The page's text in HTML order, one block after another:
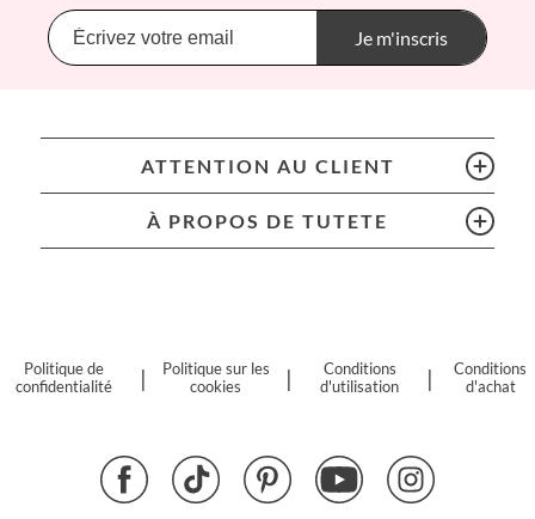
Banwood
BIBS
Djeco
Dock & Bay
Je m'inscris
ATTENTION AU CLIENT
À PROPOS DE TUTETE
Politique de
confidentialité
|
Politique sur les
cookies
|
Conditions
d'utilisation
|
Conditions
d'achat